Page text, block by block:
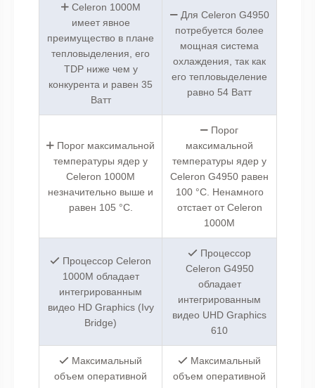
Celeron 1000M
имеет явное
преимущество в плане
тепловыделения, его
TDP ниже чем у
конкурента и равен 35
Ватт
Для Celeron G4950
потребуется более
мощная система
охлаждения, так как
его тепловыделение
равно 54 Ватт
Порог максимальной
температуры ядер у
Celeron 1000M
незначительно выше и
равен 105 °C.
Порог
максимальной
температуры ядер у
Celeron G4950 равен
100 °C. Ненамного
отстает от Celeron
1000M
Процессор Celeron
1000M обладает
интегрированным
видео HD Graphics (Ivy
Bridge)
Процессор
Celeron G4950
обладает
интегрированным
видео UHD Graphics
610
Максимальный
объем оперативной
Максимальный
объем оперативной